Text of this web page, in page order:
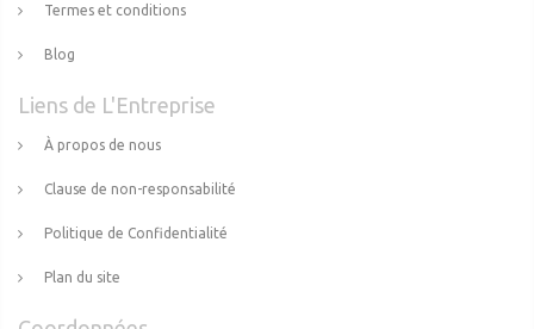
Termes et conditions
Blog
Liens de L'Entreprise
À propos de nous
Clause de non-responsabilité
Politique de Confidentialité
Plan du site